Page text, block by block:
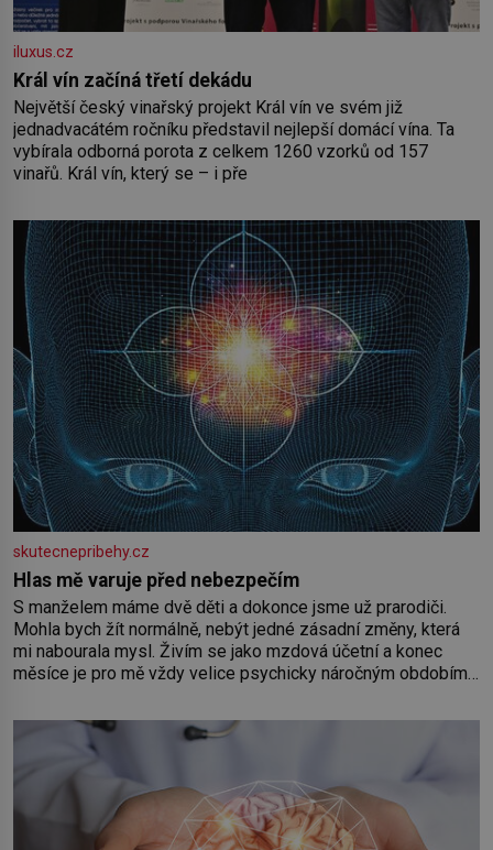
iluxus.cz
Král vín začíná třetí dekádu
Největší český vinařský projekt Král vín ve svém již
jednadvacátém ročníku představil nejlepší domácí vína. Ta
vybírala odborná porota z celkem 1260 vzorků od 157
vinařů. Král vín, který se – i pře
skutecnepribehy.cz
Hlas mě varuje před nebezpečím
S manželem máme dvě děti a dokonce jsme už prarodiči.
Mohla bych žít normálně, nebýt jedné zásadní změny, která
mi nabourala mysl. Živím se jako mzdová účetní a konec
měsíce je pro mě vždy velice psychicky náročným obdobím.
o pomoc, co se hlídání týče. Dalo by se